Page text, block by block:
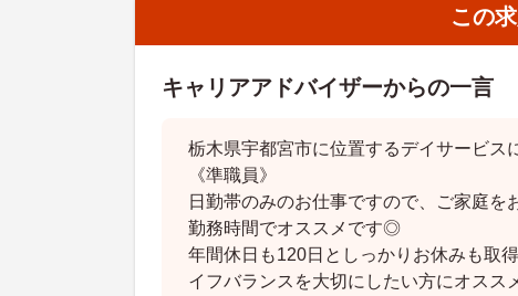
この
キャリアアドバイザーからの一言
栃木県宇都宮市に位置するデイサービス
《準職員》
日勤帯のみのお仕事ですので、ご家庭を
勤務時間でオススメです◎
年間休日も120日としっかりお休みも取
イフバランスを大切にしたい方にオスス